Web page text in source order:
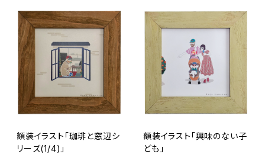
額装イラスト「珈琲と窓辺シ
リーズ(1/4)」
額装イラスト「興味のない子
ども」